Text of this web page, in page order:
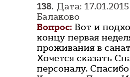
138. Дата:
Балаково
Вопрос: Вот и
концу первая
проживания в
Хочется сказать
персоналу.